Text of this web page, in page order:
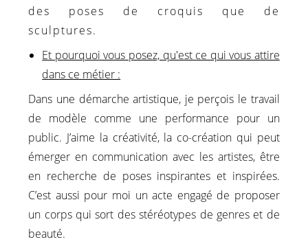
des poses de croquis que de
sculptures.
Et pourquoi vous posez, qu'est ce qui vous attire
dans ce métier :
Dans une démarche artistique, je perçois le travail
de modèle comme une performance pour un
public. J’aime la créativité, la co-création qui peut
émerger en communication avec les artistes, être
en recherche de poses inspirantes et inspirées.
C’est aussi pour moi un acte engagé de proposer
un corps qui sort des stéréotypes de genres et de
beauté.